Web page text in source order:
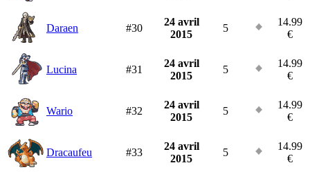
Daraen #30
24 avril
2015
5
14.99
€
Lucina #31
24 avril
2015
5
14.99
€
Wario #32
24 avril
2015
5
14.99
€
Dracaufeu #33
24 avril
2015
5
14.99
€